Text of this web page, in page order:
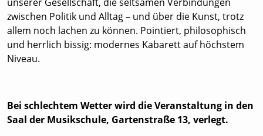
zwischen Politik und Alltag – und über die Kunst, trotz
allem noch lachen zu können. Pointiert, philosophisch
und herrlich bissig: modernes Kabarett auf höchstem
Niveau.
Bei schlechtem Wetter wird die Veranstaltung in den
Saal der Musikschule, Gartenstraße 13, verlegt.